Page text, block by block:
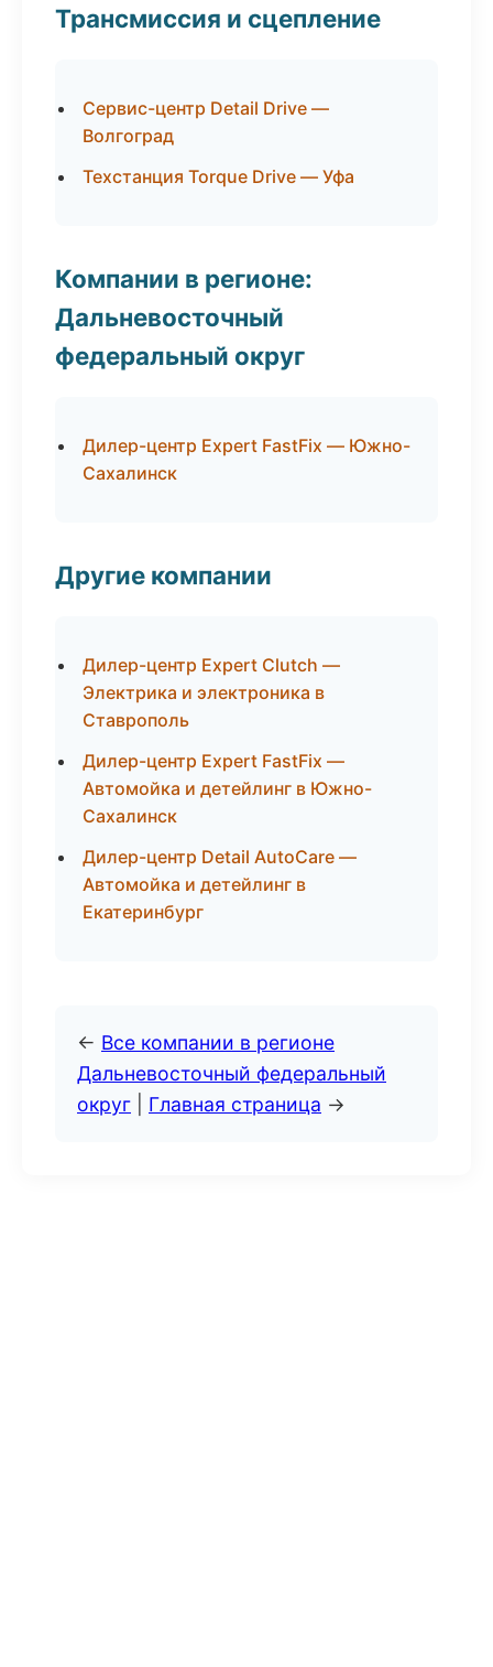
Трансмиссия и сцепление
Сервис-центр Detail Drive —
Волгоград
Техстанция Torque Drive — Уфа
Компании в регионе:
Дальневосточный
федеральный округ
Дилер-центр Expert FastFix — Южно-
Сахалинск
Другие компании
Дилер-центр Expert Clutch —
Электрика и электроника в
Ставрополь
Дилер-центр Expert FastFix —
Автомойка и детейлинг в Южно-
Сахалинск
Дилер-центр Detail AutoCare —
Автомойка и детейлинг в
Екатеринбург
← Все компании в регионе
Дальневосточный федеральный
округ
Главная страница →